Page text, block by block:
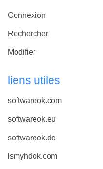
Connexion
Rechercher
Modifier
liens utiles
softwareok.com
softwareok.eu
softwareok.de
ismyhdok.com